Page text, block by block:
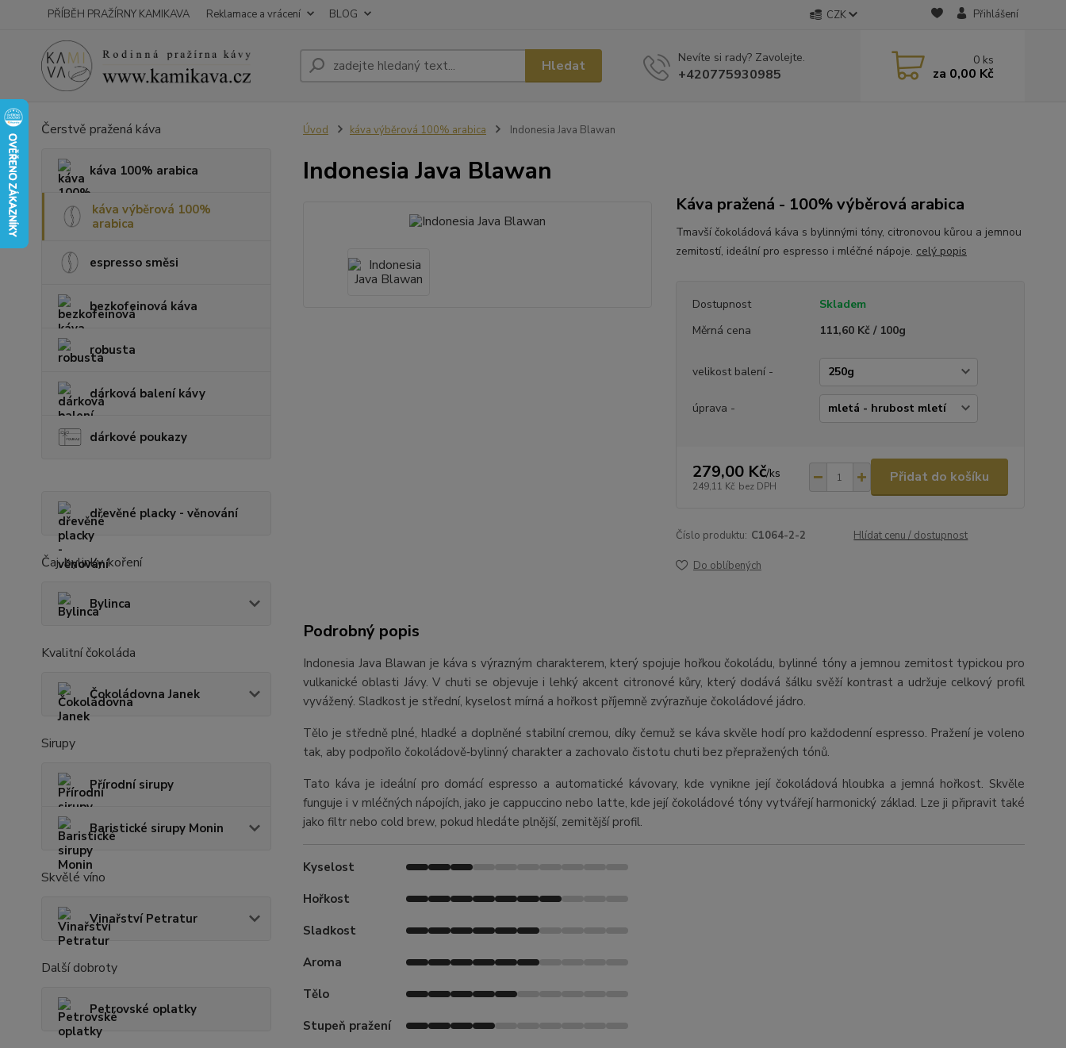
PŘÍBĚH PRAŽÍRNY KAMIKAVA Reklamace a vrácení BLOG CZK Přihlášení
Hledat Nevíte si rady? Zavolejte.
+420775930985
0 ks
za 0,00 Kč
Čerstvě pražená káva
káva 100% arabica
káva výběrová 100%
arabica
espresso směsi
bezkofeinová káva
robusta
dárková balení kávy
dárkové poukazy
dřevěné placky - věnování
Čaj, bylinky, koření
Bylinca
Kvalitní čokoláda
Čokoládovna Janek
Sirupy
Přírodní sirupy
Baristické sirupy Monin
Skvělé víno
Vinařství Petratur
Další dobroty
Petrovské oplatky
Úvod káva výběrová 100% arabica Indonesia Java Blawan
Indonesia Java Blawan
Káva pražená - 100% výběrová arabica
Tmavší čokoládová káva s bylinnými tóny, citronovou kůrou a jemnou
zemitostí, ideální pro espresso i mléčné nápoje. celý popis
Dostupnost
Skladem
Měrná cena
111,60 Kč / 100g
velikost balení -
úprava -
279,00 Kč/ks
249,11 Kč bez DPH
Přidat do košíku
Číslo produktu: C1064-2-2 Hlídat cenu / dostupnost
Do oblíbených
Podrobný popis
Indonesia Java Blawan je káva s výrazným charakterem, který spojuje hořkou čokoládu, bylinné tóny a jemnou zemitost typickou pro
vulkanické oblasti Jávy. V chuti se objevuje i lehký akcent citronové kůry, který dodává šálku svěží kontrast a udržuje celkový profil
vyvážený. Sladkost je střední, kyselost mírná a hořkost příjemně zvýrazňuje čokoládové jádro.
Tělo je středně plné, hladké a doplněné stabilní cremou, díky čemuž se káva skvěle hodí pro každodenní espresso. Pražení je voleno
tak, aby podpořilo čokoládově‑bylinný charakter a zachovalo čistotu chuti bez přepražených tónů.
Tato káva je ideální pro domácí espresso a automatické kávovary, kde vynikne její čokoládová hloubka a jemná hořkost. Skvěle
funguje i v mléčných nápojích, jako je cappuccino nebo latte, kde její čokoládové tóny vytvářejí harmonický základ. Lze ji připravit také
jako filtr nebo cold brew, pokud hledáte plnější, zemitější profil.
Kyselost
Hořkost
Sladkost
Aroma
Tělo
Stupeň pražení